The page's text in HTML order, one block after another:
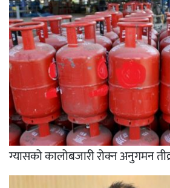
ग्यासको कालोबजारी रोक्न अनुगमन